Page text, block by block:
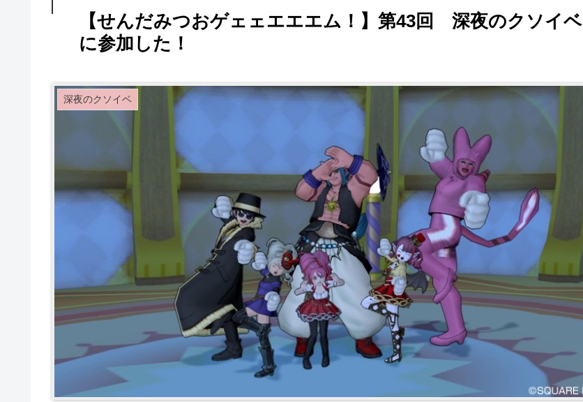
【せんだみつおゲェェエエエム！】第43回 深夜のクソイベ
に参加した！
深夜のクソイベ